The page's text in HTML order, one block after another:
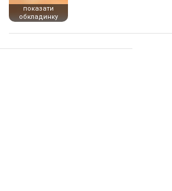
показати
обкладинку